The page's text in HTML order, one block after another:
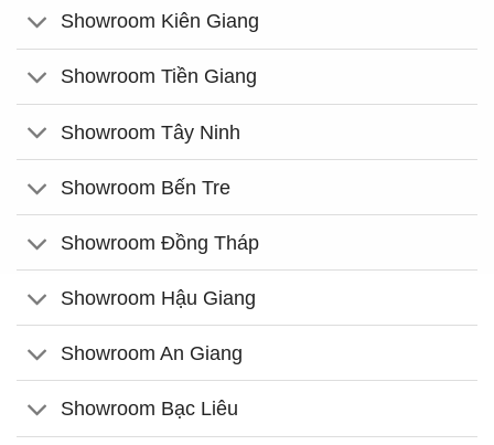
Showroom Kiên Giang
Showroom Tiền Giang
Showroom Tây Ninh
Showroom Bến Tre
Showroom Đồng Tháp
Showroom Hậu Giang
Showroom An Giang
Showroom Bạc Liêu